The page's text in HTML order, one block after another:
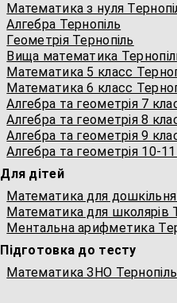
Математика з нуля
Алгебра Тернопіль
Геометрія Тернопіль
Вища математика
Математика 5 класс
Математика 6 класс
Алгебра та геометрія 7
Алгебра та геометрія 8
Алгебра та геометрія 9
Алгебра та геометрія 10-
Для дітей
Математика для
Математика для школярів
Ментальна арифметика
Підготовка до тесту
Математика ЗНО Тернопіль